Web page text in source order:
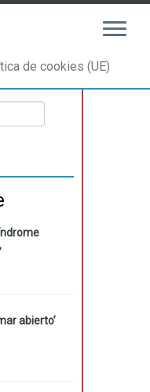
de cookies (UE)
abierto’